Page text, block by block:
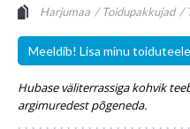
Harjumaa Toidupakkujad
Meeldib! Lisa minu toiduteele
Hubase väliterrassiga kohvik
argimuredest põgeneda.